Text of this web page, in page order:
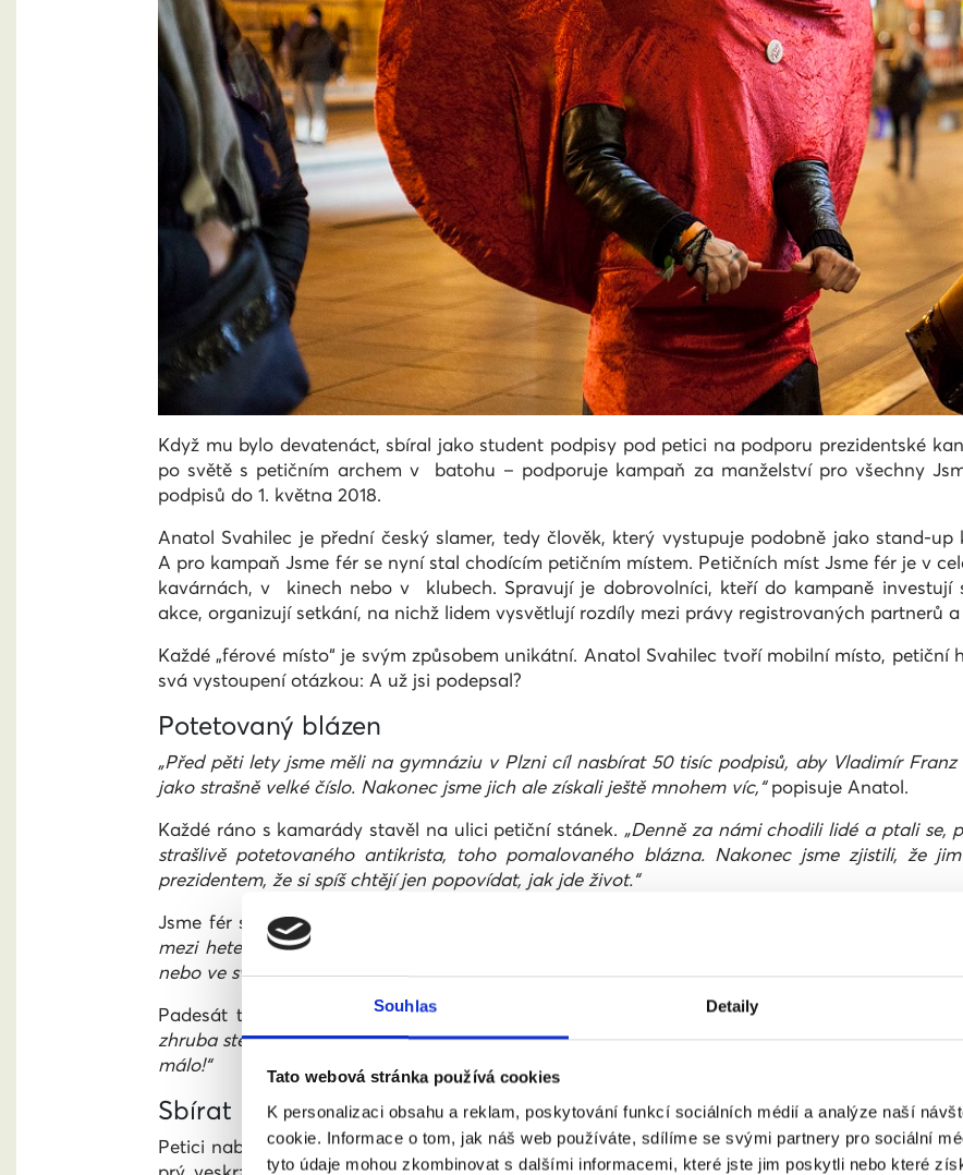
Souhlas Detaily
Tato webová stránka používá cookies
K personalizaci obsahu a reklam, poskytování funkcí sociálních médií a analýze naší
cookie. Informace o tom, jak náš web používáte, sdílíme se svými partnery pro sociální
tyto údaje mohou zkombinovat s dalšími informacemi, které jste jim poskytli nebo které
Když mu bylo devatenáct, sbíral jako student podpisy pod petici na podporu prezidentské
po světě s petičním archem v batohu – podporuje kampaň za manželství pro všechny
podpisů do 1. května 2018.
Anatol Svahilec je přední český slamer, tedy člověk, který vystupuje podobně jako stand-
A pro kampaň Jsme fér se nyní stal chodícím petičním místem. Petičních míst Jsme fér je v
kavárnách, v kinech nebo v klubech. Spravují je dobrovolníci, kteří do kampaně investují
akce, organizují setkání, na nichž lidem vysvětlují rozdíly mezi právy registrovaných partnerů a
Každé „férové místo“ je svým způsobem unikátní. Anatol Svahilec tvoří mobilní místo, petiční
svá vystoupení otázkou: A už jsi podepsal?
Potetovaný blázen
„Před pěti lety jsme měli na gymnáziu v Plzni cíl nasbírat 50 tisíc podpisů, aby Vladimír
jako strašně velké číslo. Nakonec jsme jich ale získali ještě mnohem víc,“popisuje Anatol.
Každé ráno s kamarády stavěl na ulici petiční stánek. „Denně za námi chodili lidé a ptali
strašlivě potetovaného antikrista, toho pomalovaného blázna. Nakonec jsme zjistili, že
prezidentem, že si spíš chtějí jen popovídat, jak jde život.“
Jsme fér si vybral k podpoře i proto, že cílový počet podpisů je stejný.
„Došlo mi, jak moc
mezi heterosexuály je spousta lidí, kteří jsou otevření a bez jakýchkoli pochybností
nebo ve své sociální bublině by se ale k petici nedostali,“vysvětluje.
Padesát tisíc připadá někomu jako moc, Svahilec se ale tím číslem nenechává odradit:
zhruba stejně jako těch, kteří mohou volit, dostaneme číslo sedm a půl milionu. Padesát tisíc
málo!“
Sbírat lze kdekoliv
Petici nabízí Anatol na slamerských akcích i v těch nejzapadlejších městech Čech a